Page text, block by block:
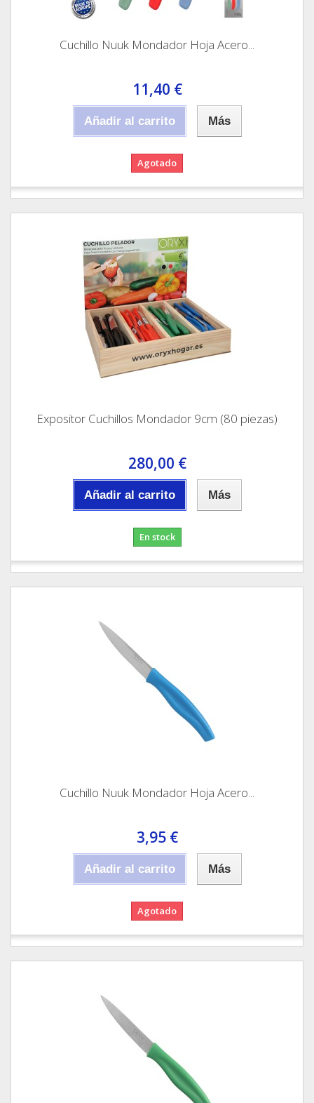
Cuchillo Nuuk Mondador Hoja Acero...
11,40 €
Añadir al carrito Más
Agotado
Expositor Cuchillos Mondador 9cm (80 piezas)
280,00 €
Añadir al carrito Más
En stock
Cuchillo Nuuk Mondador Hoja Acero...
3,95 €
Añadir al carrito Más
Agotado